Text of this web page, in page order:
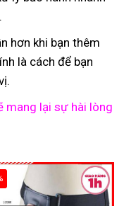
hơn khi bạn thêm
là cách để bạn
mang lại sự hài lòng